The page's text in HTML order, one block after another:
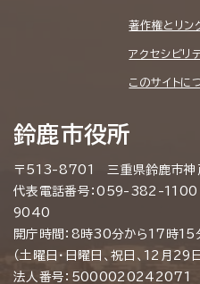
著作権とリン
アクセシビリ
このサイトに
鈴鹿市役所
〒513-8701 三重県鈴鹿市神
代表電話番号：059-382-
9040
開庁時間：8時30分から17時15
（土曜日・日曜日、祝日、12月29
法人番号：5000020242071